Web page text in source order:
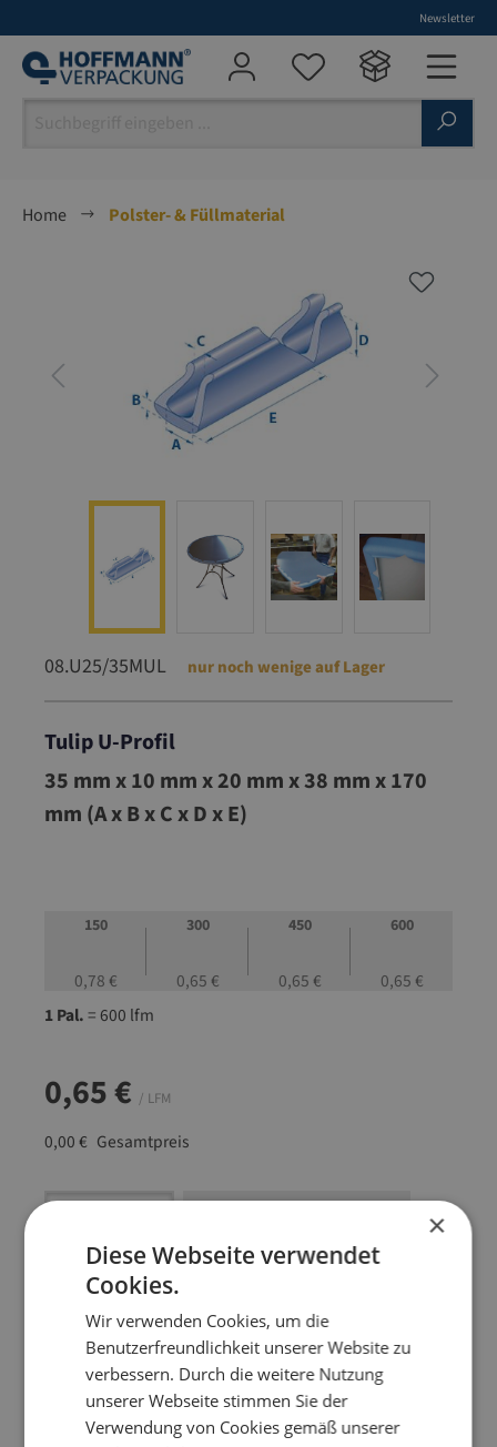
Newsletter
Home
Polster- & Füllmaterial
08.U25/35MUL nur noch wenige auf Lager
Tulip U-Profil
08.U25/35MUL
35 mm x 10 mm x 20 mm x 38 mm x 170
mm (A x B x C x D x E)
150
0,78 €
300
0,65 €
450
0,65 €
600
0,65 €
1 Pal.= 600 lfm
0,65 € / LFM
0,00 € Gesamtpreis
Artikel Anzahl: Gib den gewünschten Wert
Artikel anfragen
Artikelinformationen
×
Diese Webseite verwendet
Cookies.
Wir verwenden Cookies, um die
Benutzerfreundlichkeit unserer Website zu
verbessern. Durch die weitere Nutzung
unserer Webseite stimmen Sie der
Verwendung von Cookies gemäß unserer